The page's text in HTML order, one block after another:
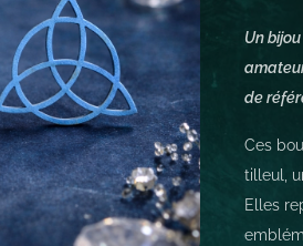
Un
de
Ces
tilleul,
Elles